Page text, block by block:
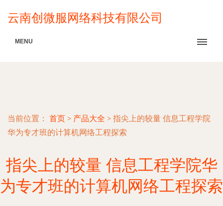
云南创微服网络科技有限公司
MENU
当前位置： 首页 > 产品大全 > 指尖上的较量 信息工程学院
华为专才班的计算机网络工程探索
指尖上的较量 信息工程学院华
为专才班的计算机网络工程探索